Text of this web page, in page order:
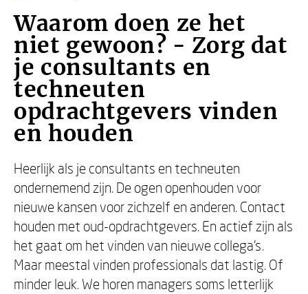
Waarom doen ze het
niet gewoon? - Zorg dat
je consultants en
techneuten
opdrachtgevers vinden
en houden
Heerlijk als je consultants en techneuten
ondernemend zijn. De ogen openhouden voor
nieuwe kansen voor zichzelf en anderen. Contact
houden met oud-opdrachtgevers. En actief zijn als
het gaat om het vinden van nieuwe collega’s.
Maar meestal vinden professionals dat lastig. Of
minder leuk. We horen managers soms letterlijk